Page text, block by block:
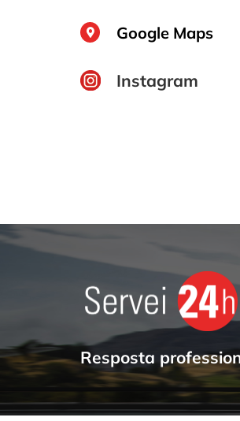
Google Maps
Instagram
Resposta